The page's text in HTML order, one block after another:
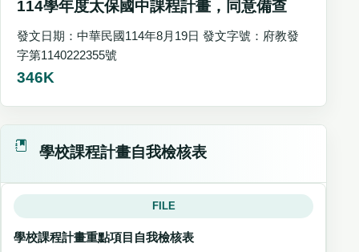
114學年度太保國中課程計畫，同意備查
發文日期：中華民國114年8月19日 發文字號：府教發
字第1140222355號
346K
學校課程計畫自我檢核表
FILE
學校課程計畫重點項目自我檢核表